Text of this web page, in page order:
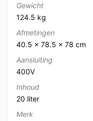
Gewicht
124.5 kg
Afmetingen
40.5 × 78.5 × 78 cm
Aansluiting
400V
Inhoud
20 liter
Merk